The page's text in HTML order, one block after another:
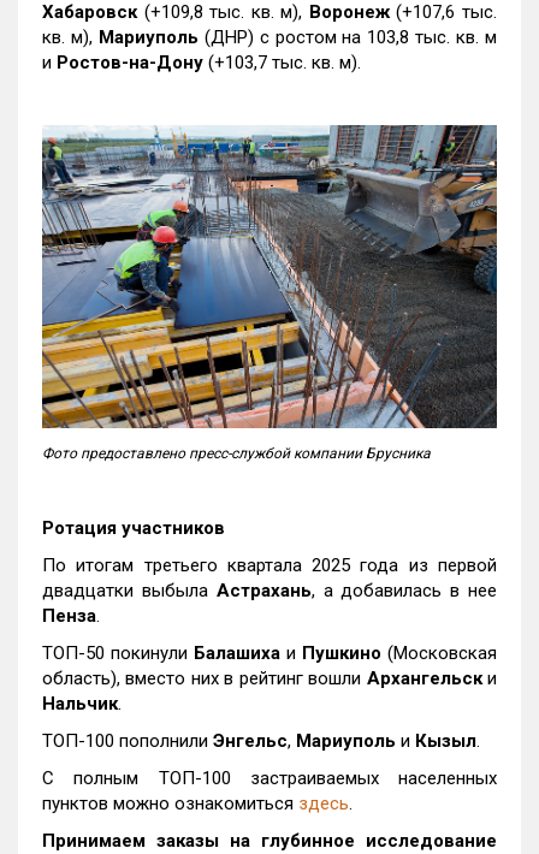
Хабаровск (+109,8 тыс. кв. м), Воронеж(+107,6 тыс.
кв. м), Мариуполь (ДНР) с ростом на 103,8 тыс. кв. м
и Ростов-на-Дону (+103,7 тыс. кв. м).
Фото предоставлено пресс-службой компании Брусника
Ротация участников
По итогам третьего квартала 2025 года из первой
двадцатки выбыла Астрахань, а добавилась в нее
Пенза.
ТОП-50 покинули Балашиха и Пушкино (Московская
область), вместо них в рейтинг вошли Архангельски
Нальчик.
ТОП-100 пополнили Энгельс, Мариуполь и Кызыл.
С полным ТОП-100 застраиваемых населенных
пунктов можно ознакомиться здесь.
Принимаем заказы на глубинное исследование